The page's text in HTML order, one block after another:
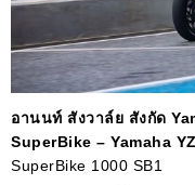
อานนท์ สังวาล์ย สังกัด
SuperBike – Yamaha
SuperBike 1000 SB1